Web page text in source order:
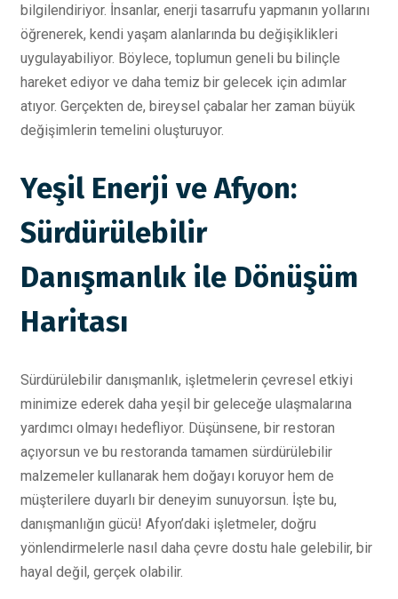
bilgilendiriyor. İnsanlar, enerji tasarrufu yapmanın yollarını
öğrenerek, kendi yaşam alanlarında bu değişiklikleri
uygulayabiliyor. Böylece, toplumun geneli bu bilinçle
hareket ediyor ve daha temiz bir gelecek için adımlar
atıyor. Gerçekten de, bireysel çabalar her zaman büyük
değişimlerin temelini oluşturuyor.
Yeşil Enerji ve Afyon:
Sürdürülebilir
Danışmanlık ile Dönüşüm
Haritası
Sürdürülebilir danışmanlık, işletmelerin çevresel etkiyi
minimize ederek daha yeşil bir geleceğe ulaşmalarına
yardımcı olmayı hedefliyor. Düşünsene, bir restoran
açıyorsun ve bu restoranda tamamen sürdürülebilir
malzemeler kullanarak hem doğayı koruyor hem de
müşterilere duyarlı bir deneyim sunuyorsun. İşte bu,
danışmanlığın gücü! Afyon’daki işletmeler, doğru
yönlendirmelerle nasıl daha çevre dostu hale gelebilir, bir
hayal değil, gerçek olabilir.